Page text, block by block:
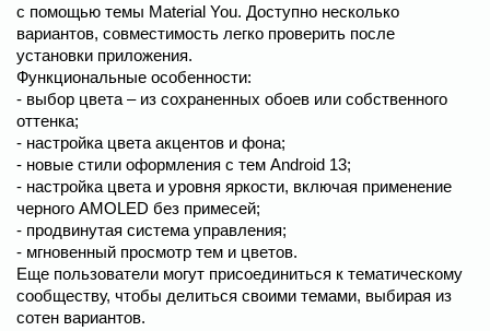
с помощью темы Material You. Доступно несколько
вариантов, совместимость легко проверить после
установки приложения.
Функциональные особенности:
- выбор цвета – из сохраненных обоев или собственного
оттенка;
- настройка цвета акцентов и фона;
- новые стили оформления с тем Android 13;
- настройка цвета и уровня яркости, включая применение
черного AMOLED без примесей;
- продвинутая система управления;
- мгновенный просмотр тем и цветов.
Еще пользователи могут присоединиться к тематическому
сообществу, чтобы делиться своими темами, выбирая из
сотен вариантов.